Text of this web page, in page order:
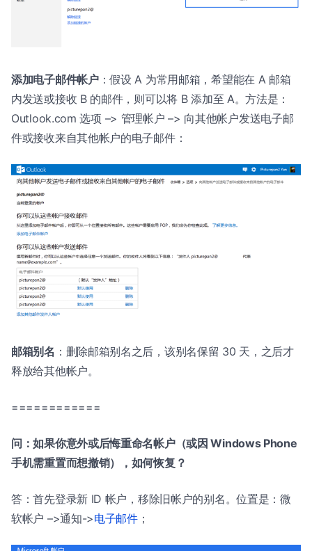
添加电子邮件帐户：假设 A 为常用邮箱，希望能在 A 邮箱
内发送或接收 B 的邮件，则可以将 B 添加至 A。方法是：
Outlook.com 选项 –> 管理帐户 –> 向其他帐户发送电子邮
件或接收来自其他帐户的电子邮件：
邮箱别名 ：删除邮箱别名之后，该别名保留 30 天，之后才
释放给其他帐户。
============
问：如果你意外或后悔重命名帐户（或因 Windows Phone
手机需重置而想撤销），如何恢复？
答：首先登录新 ID 帐户，移除旧帐户的别名。位置是：微
软帐户 –>通知->电子邮件；